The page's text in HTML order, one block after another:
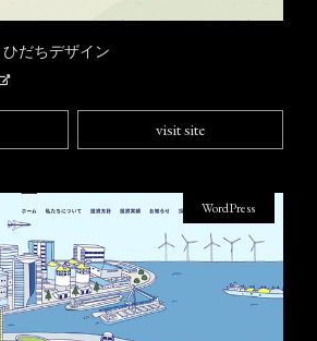
だちデザイン
visit site
WordPress